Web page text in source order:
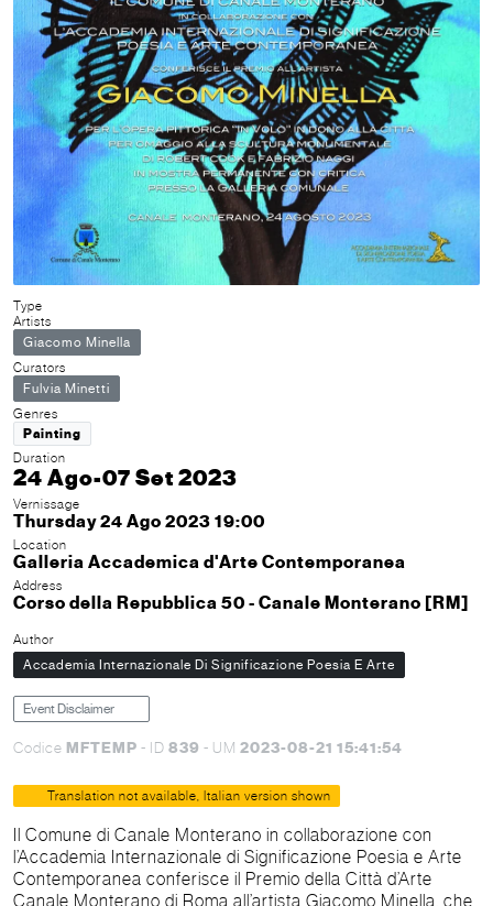
Type
Artists
Giacomo Minella
Curators
Fulvia Minetti
Genres
Painting
Duration
24 Ago-07 Set 2023
Vernissage
Thursday 24 Ago 2023 19:00
Location
Galleria Accademica d'Arte Contemporanea
Address
Corso della Repubblica 50 - Canale Monterano [RM]
Author
Accademia Internazionale Di Significazione Poesia E Arte
Event Disclaimer
Codice MFTEMP - ID 839 - UM 2023-08-21 15:41:54
Translation not available, Italian version shown
Il Comune di Canale Monterano in collaborazione con
l’Accademia Internazionale di Significazione Poesia e Arte
Contemporanea conferisce il Premio della Città d’Arte
Canale Monterano di Roma all’artista Giacomo Minella, che